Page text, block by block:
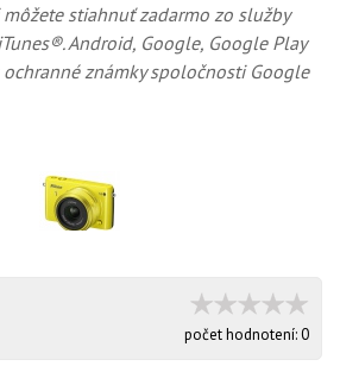
stiahnuť zadarmo zo služby
Android, Google, Google Play
známky spoločnosti Google
počet hodnotení:0